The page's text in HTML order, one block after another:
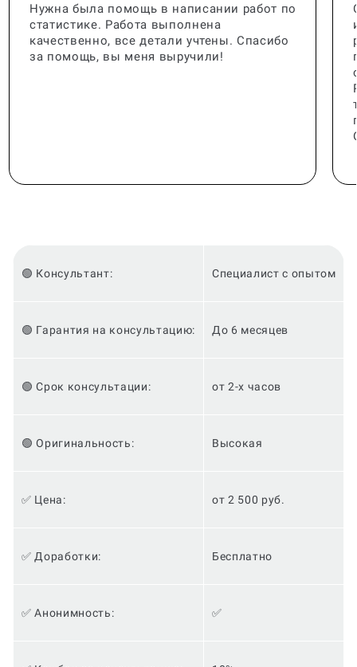
Нужна была помощь в написании работ по
статистике. Работа выполнена
качественно, все детали учтены. Спасибо
за помощь, вы меня выручили!
🟢 Консультант: Специалист с опытом
🟢 Гарантия на консультацию: До 6 месяцев
🟢 Срок консультации: от 2-х часов
🟢 Оригинальность: Высокая
✅ Цена: от 2 500 руб.
✅ Доработки: Бесплатно
✅ Анонимность: ✅